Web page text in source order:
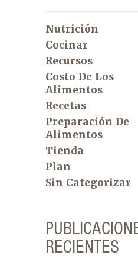
Nutrición
Cocinar
Recursos
Costo De Los
Alimentos
Recetas
Preparación De
Alimentos
Tienda
Plan
Sin Categorizar
RECIENTES